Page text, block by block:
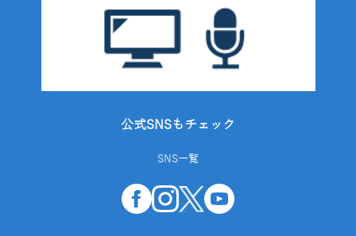
公式SNSもチェック
SNS一覧